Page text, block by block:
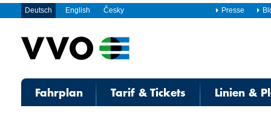
Deutsch English Česky Presse
Fahrplan Tarif & Tickets Linien &